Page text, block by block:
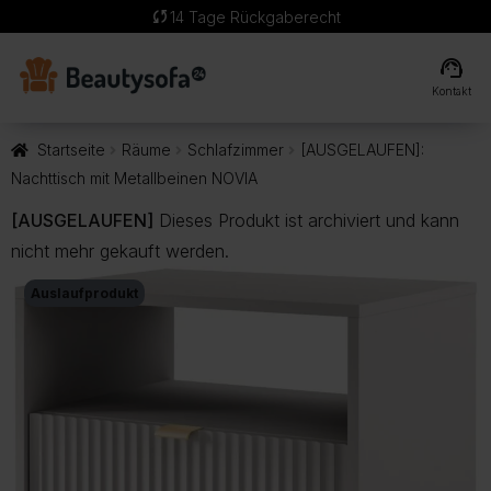
sync 14 Tage Rückgaberecht
support_agent
Kontakt
Startseite Räume Schlafzimmer
[AUSGELAUFEN]:
Nachttisch mit Metallbeinen NOVIA
[AUSGELAUFEN] Dieses Produkt ist archiviert und kann
nicht mehr gekauft werden.
Auslaufprodukt